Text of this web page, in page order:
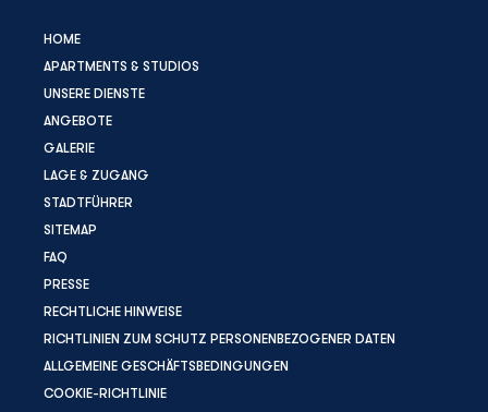
HOME
APARTMENTS & STUDIOS
UNSERE DIENSTE
ANGEBOTE
GALERIE
LAGE & ZUGANG
STADTFÜHRER
SITEMAP
FAQ
PRESSE
RECHTLICHE HINWEISE
RICHTLINIEN ZUM SCHUTZ PERSONENBEZOGENER DATEN
ALLGEMEINE GESCHÄFTSBEDINGUNGEN
COOKIE-RICHTLINIE